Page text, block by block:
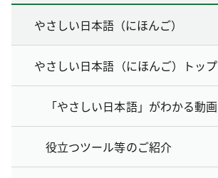
やさしい日本語（にほんご）
やさしい日本語（にほんご）トップ
「やさしい日本語」がわかる動画
役立つツール等のご紹介